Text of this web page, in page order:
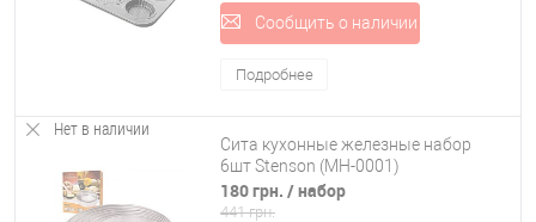
Сообщить о наличии
Подробнее
Нет в наличии
Сита кухонные железные набор
6шт Stenson (MH-0001)
180 грн. / набор
441 грн.